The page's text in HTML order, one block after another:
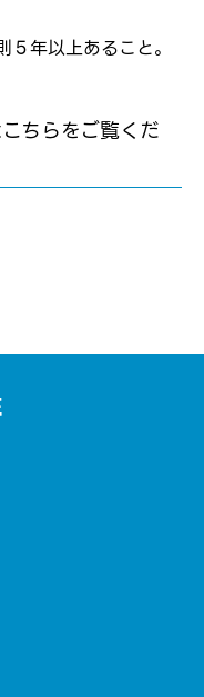
年以上あること。
ちらをご覧くだ